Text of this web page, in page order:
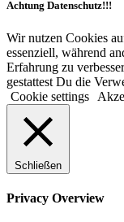
Achtung Datenschutz!!!
Wir nutzen Cookies
essenziell, während
Erfahrung zu
gestattest Du die
Cookie settings
Schließen
Privacy Overview